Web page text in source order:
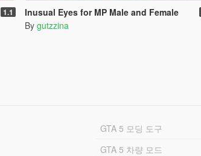
1.1 Inusual Eyes for MP Male and Female
By gutzzina
GTA 5 모딩 도구
GTA 5 차량 모드